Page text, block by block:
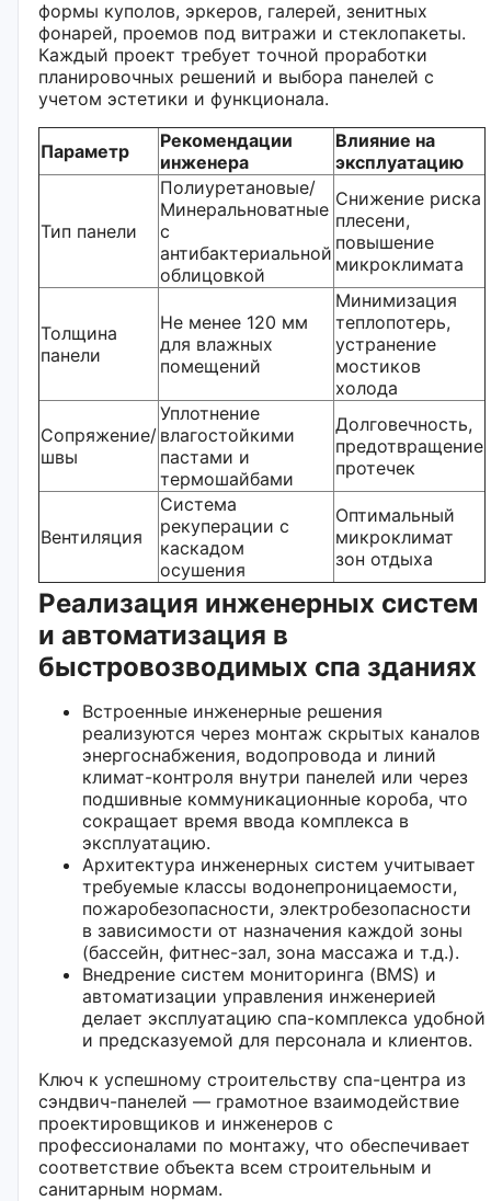
формы куполов, эркеров, галерей, зенитных
фонарей, проемов под витражи и стеклопакеты.
Каждый проект требует точной проработки
планировочных решений и выбора панелей с
учетом эстетики и функционала.
Параметр
Рекомендации
инженера
Влияние на
эксплуатацию
Тип панели
Полиуретановые/
Минеральноватные
с
антибактериальной
облицовкой
Снижение риска
плесени,
повышение
микроклимата
Толщина
панели
Не менее 120 мм
для влажных
помещений
Минимизация
теплопотерь,
устранение
мостиков
холода
Сопряжение/
швы
Уплотнение
влагостойкими
пастами и
термошайбами
Долговечность,
предотвращение
протечек
Вентиляция
Система
рекуперации с
каскадом
осушения
Оптимальный
микроклимат
зон отдыха
Реализация инженерных систем
и автоматизация в
быстровозводимых спа зданиях
Встроенные инженерные решения
реализуются через монтаж скрытых каналов
энергоснабжения, водопровода и линий
климат-контроля внутри панелей или через
подшивные коммуникационные короба, что
сокращает время ввода комплекса в
эксплуатацию.
Архитектура инженерных систем учитывает
требуемые классы водонепроницаемости,
пожаробезопасности, электробезопасности
в зависимости от назначения каждой зоны
(бассейн, фитнес-зал, зона массажа и т.д.).
Внедрение систем мониторинга (BMS) и
автоматизации управления инженерией
делает эксплуатацию спа-комплекса удобной
и предсказуемой для персонала и клиентов.
Ключ к успешному строительству спа-центра из
сэндвич-панелей — грамотное взаимодействие
проектировщиков и инженеров с
профессионалами по монтажу, что обеспечивает
соответствие объекта всем строительным и
санитарным нормам.